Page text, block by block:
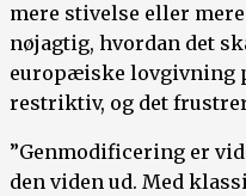
mere stivelse eller
nøjagtig, hvordan det
europæiske lovgivning
restriktiv, og det
”Genmodificering er
den viden ud. Med